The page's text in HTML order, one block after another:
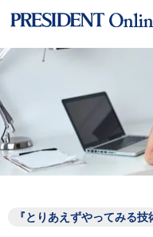
『とりあえずやってみる技